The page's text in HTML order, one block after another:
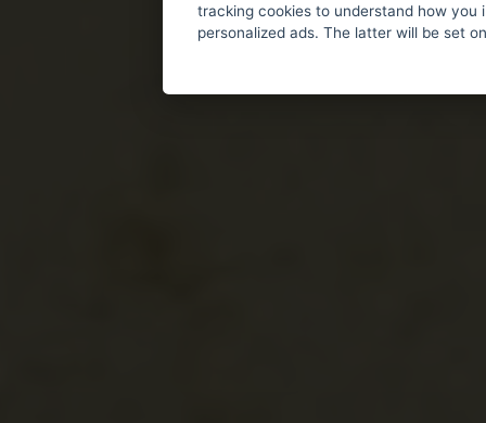
tracking cookies to understand how
personalized ads. The latter will be set